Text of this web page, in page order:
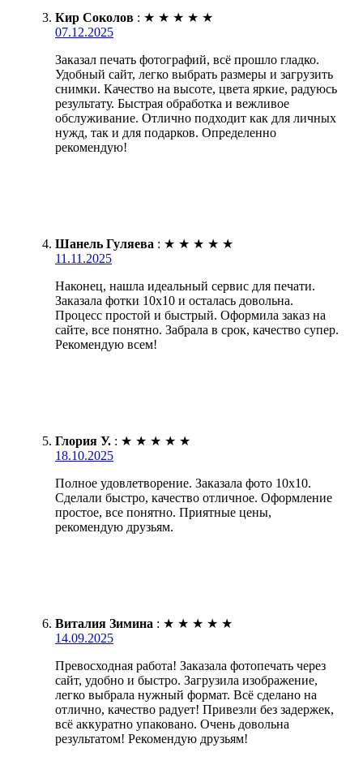
Кир Соколов : ★ ★ ★ ★ ★
07.12.2025
Заказал печать фотографий, всё прошло гладко.
Удобный сайт, легко выбрать размеры и загрузить
снимки. Качество на высоте, цвета яркие, радуюсь
результату. Быстрая обработка и вежливое
обслуживание. Отлично подходит как для личных
нужд, так и для подарков. Определенно
рекомендую!
Шанель Гуляева : ★ ★ ★ ★ ★
11.11.2025
Наконец, нашла идеальный сервис для печати.
Заказала фотки 10х10 и осталась довольна.
Процесс простой и быстрый. Оформила заказ на
сайте, все понятно. Забрала в срок, качество супер.
Рекомендую всем!
Глория У. : ★ ★ ★ ★ ★
18.10.2025
Полное удовлетворение. Заказала фото 10х10.
Сделали быстро, качество отличное. Оформление
простое, все понятно. Приятные цены,
рекомендую друзьям.
Виталия Зимина : ★ ★ ★ ★ ★
14.09.2025
Превосходная работа! Заказала фотопечать через
сайт, удобно и быстро. Загрузила изображение,
легко выбрала нужный формат. Всё сделано на
отлично, качество радует! Привезли без задержек,
всё аккуратно упаковано. Очень довольна
результатом! Рекомендую друзьям!